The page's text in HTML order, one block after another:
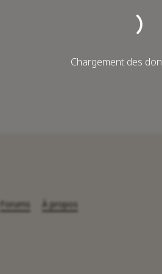
Chargement des
Forums
À propos